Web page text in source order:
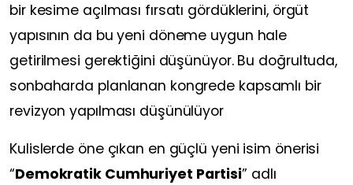
bir kesime açılması fırsatı gördüklerini, örgüt
yapısının da bu yeni döneme uygun hale
getirilmesi gerektiğini düşünüyor. Bu doğrultuda,
sonbaharda planlanan kongrede kapsamlı bir
revizyon yapılması düşünülüyor
Kulislerde öne çıkan en güçlü yeni isim önerisi
“Demokratik Cumhuriyet Partisi” adlı